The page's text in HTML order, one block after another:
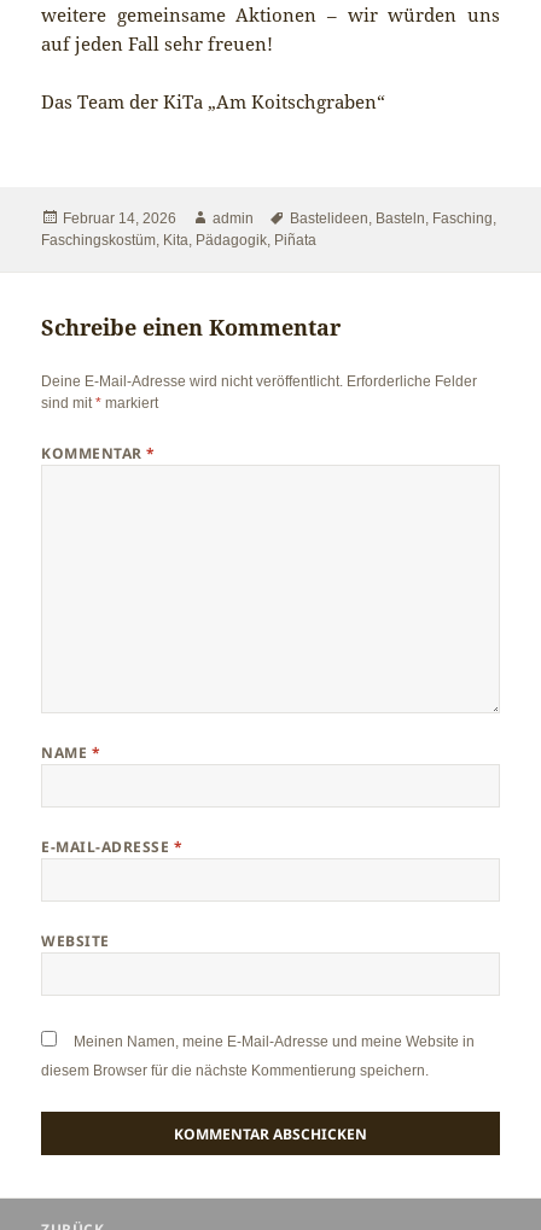
weitere gemeinsame Aktionen – wir würden uns
auf jeden Fall sehr freuen!
Das Team der KiTa „Am Koitschgraben“
Veröffentlicht
am
Februar 14, 2026 Autor
admin Schlagwörter
Bastelideen Basteln Fasching
Faschingskostüm Kita Pädagogik Piñata
Schreibe einen Kommentar
Deine E-Mail-Adresse wird nicht veröffentlicht. Erforderliche Felder
sind mit* markiert
KOMMENTAR*
NAME *
E-MAIL-ADRESSE *
WEBSITE
Meinen Namen, meine E-Mail-Adresse und meine Website in
diesem Browser für die nächste Kommentierung speichern.